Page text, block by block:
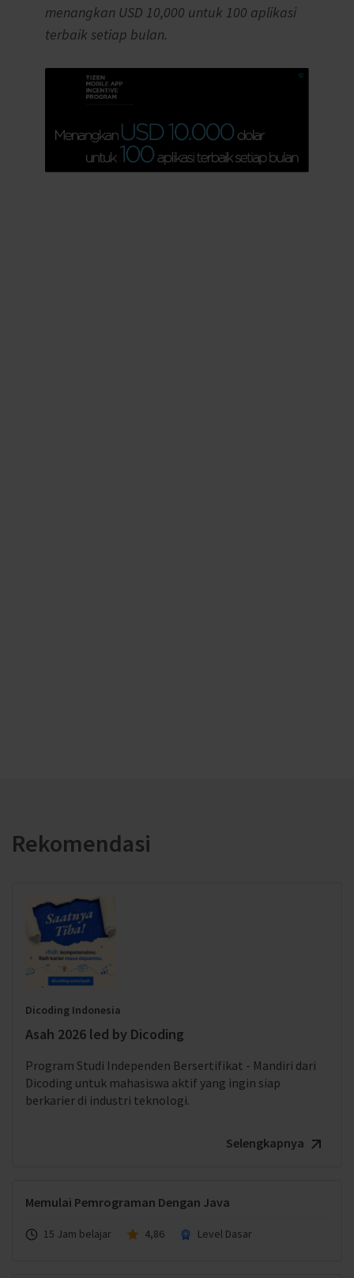
menangkan USD 10,000 untuk 100 aplikasi
terbaik setiap bulan.
Rekomendasi
Dicoding Indonesia
Asah 2026 led by Dicoding
Program Studi Independen Bersertifikat - Mandiri dari
Dicoding untuk mahasiswa aktif yang ingin siap
berkarier di industri teknologi.
Selengkapnya
Memulai Pemrograman Dengan Java
15 Jam belajar 4,86 Level Dasar